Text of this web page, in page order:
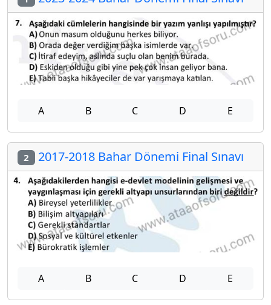
A B C D E
2 2017-2018 Bahar Dönemi Final Sınavı
A B C D E